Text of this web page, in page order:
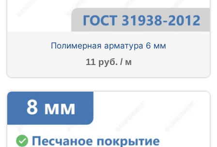
Полимерная арматура 6 мм
11 руб. / м